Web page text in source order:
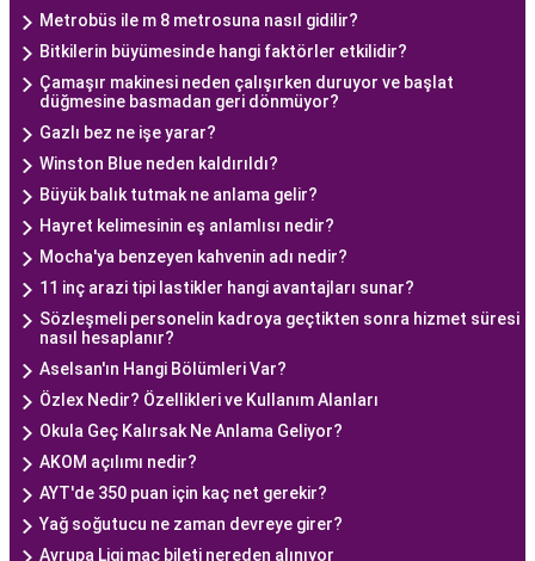
Metrobüs ile m 8 metrosuna nasıl gidilir?
Bitkilerin büyümesinde hangi faktörler etkilidir?
Çamaşır makinesi neden çalışırken duruyor ve başlat
düğmesine basmadan geri dönmüyor?
Gazlı bez ne işe yarar?
Winston Blue neden kaldırıldı?
Büyük balık tutmak ne anlama gelir?
Hayret kelimesinin eş anlamlısı nedir?
Mocha'ya benzeyen kahvenin adı nedir?
11 inç arazi tipi lastikler hangi avantajları sunar?
Sözleşmeli personelin kadroya geçtikten sonra hizmet süresi
nasıl hesaplanır?
Aselsan'ın Hangi Bölümleri Var?
Özlex Nedir? Özellikleri ve Kullanım Alanları
Okula Geç Kalırsak Ne Anlama Geliyor?
AKOM açılımı nedir?
AYT'de 350 puan için kaç net gerekir?
Yağ soğutucu ne zaman devreye girer?
Avrupa Ligi maç bileti nereden alınıyor